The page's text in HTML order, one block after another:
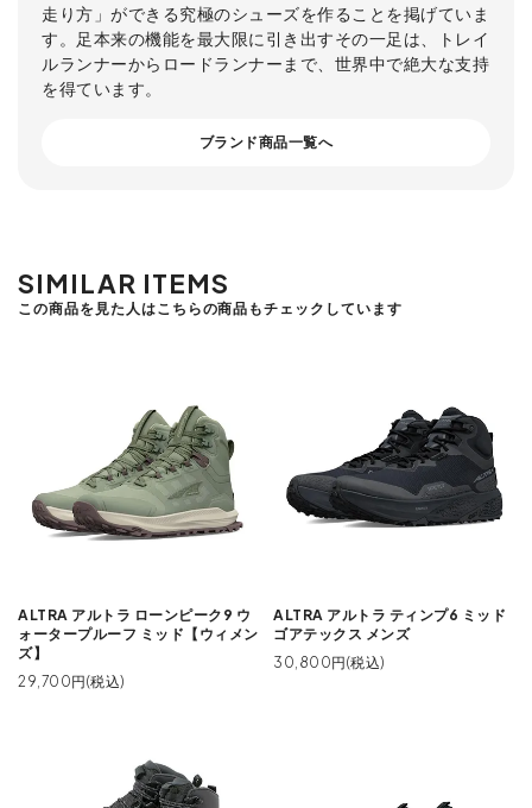
走り方」ができる究極のシューズを作ることを掲げていま
す。足本来の機能を最大限に引き出すその一足は、トレイ
ルランナーからロードランナーまで、世界中で絶大な支持
を得ています。
ブランド商品一覧へ
SIMILAR ITEMS
この商品を見た人はこちらの商品もチェックしています
ALTRA アルトラ ローンピーク9 ウ
ォータープルーフ ミッド【ウィメン
ズ】
29,700円(税込)
ALTRA アルトラ ティンプ6 ミッド
ゴアテックス メンズ
30,800円(税込)